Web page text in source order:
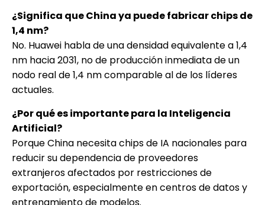
¿Significa que China ya puede fabricar chips de
1,4 nm?
No. Huawei habla de una densidad equivalente a 1,4
nm hacia 2031, no de producción inmediata de un
nodo real de 1,4 nm comparable al de los líderes
actuales.
¿Por qué es importante para la Inteligencia
Artificial?
Porque China necesita chips de IA nacionales para
reducir su dependencia de proveedores
extranjeros afectados por restricciones de
exportación, especialmente en centros de datos y
entrenamiento de modelos.